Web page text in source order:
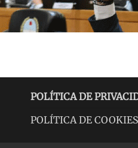
POLÍTICA DE
POLÍTICA DE COOKIES